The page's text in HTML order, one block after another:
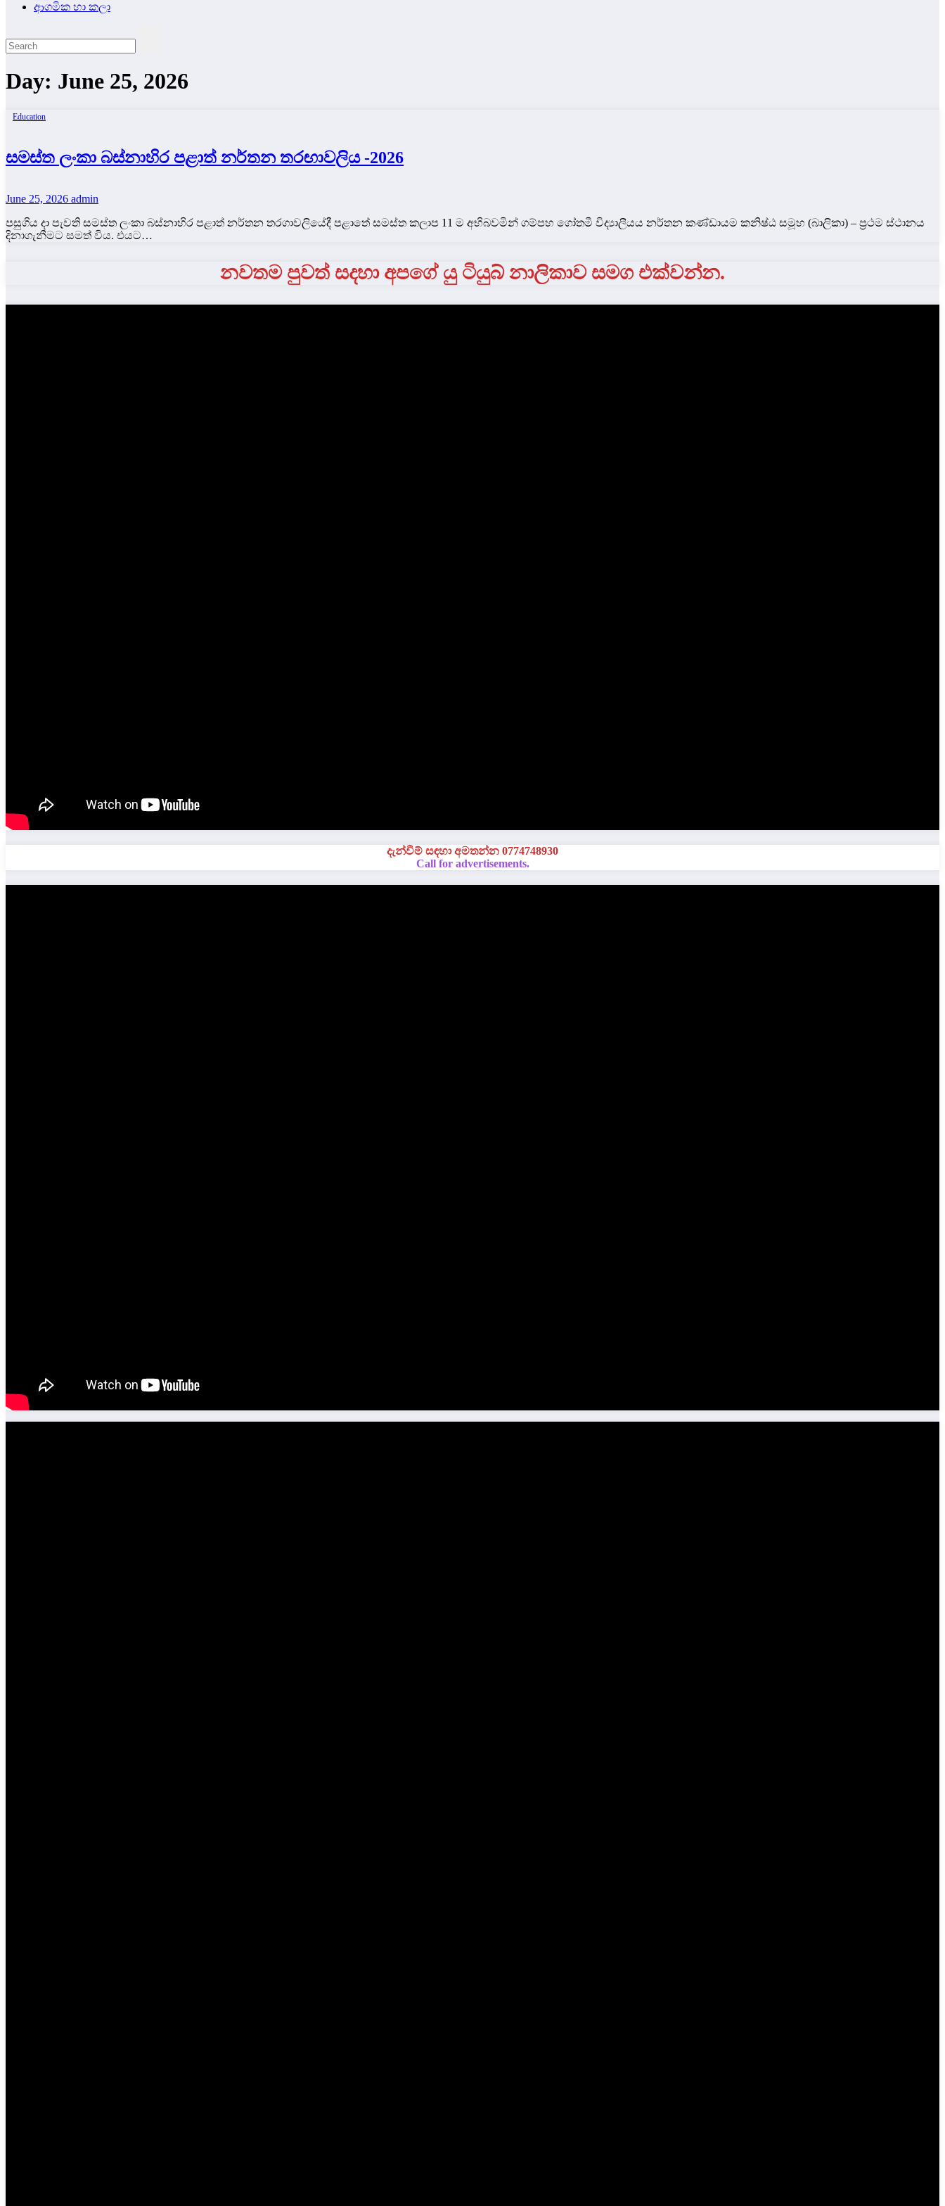
ආගමික හා කලා
Day: June 25, 2026
Education
සමස්ත ලංකා බස්නාහිර පළාත් නර්තන තරඟාවලිය -2026
June 25, 2026 admin
පසුගිය දා පැවති සමස්ත ලංකා බස්නාහිර පළාත් නර්තන තරගාවලියේදී පළාතේ සමස්ත කලාප 11 ම අභිබවමින් ගම්පහ ගෝතමී විද්‍යාලීයය නර්තන කණ්ඩායම කනිෂ්ඨ සමූහ (බාලිකා) – ප්‍රථම ස්ථානය
දිනාගැනීමට සමත් විය. එයට…
නවතම පුවත් සදහා අපගේ යු ටියුබ් නාලිකාව සමග එක්වන්න.
දැන්වීම් සඳහා අමතන්න 0774748930
Call for advertisements.